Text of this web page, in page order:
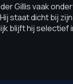
Gillis vaak
staat dicht bij
blijft hij selectief